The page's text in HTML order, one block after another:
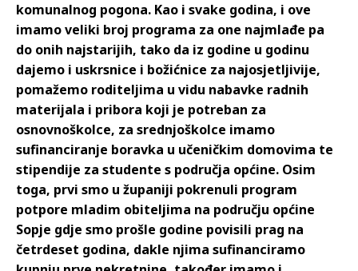
komunalnog pogona. Kao i svake godina, i ove
imamo veliki broj programa za one najmlađe pa
do onih najstarijih, tako da iz godine u godinu
dajemo i uskrsnice i božićnice za najosjetljivije,
pomažemo roditeljima u vidu nabavke radnih
materijala i pribora koji je potreban za
osnovnoškolce, za srednjoškolce imamo
sufinanciranje boravka u učeničkim domovima te
stipendije za studente s područja općine. Osim
toga, prvi smo u županiji pokrenuli program
potpore mladim obiteljima na području općine
Sopje gdje smo prošle godine povisili prag na
četrdeset godina, dakle njima sufinanciramo